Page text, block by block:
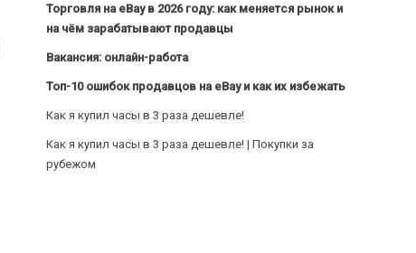
Торговля на eBay в 2026 году: как меняется рынок и
на чём зарабатывают продавцы
Вакансия: онлайн-работа
Топ-10 ошибок продавцов на eBay и как их избежать
Как я купил часы в 3 раза дешевле!
Как я купил часы в 3 раза дешевле! | Покупки за
рубежом